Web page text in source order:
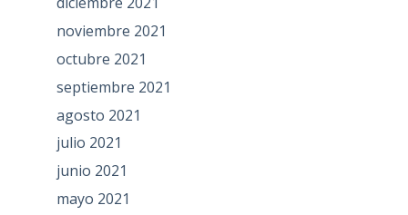
noviembre 2021
octubre 2021
septiembre 2021
agosto 2021
julio 2021
junio 2021
mayo 2021